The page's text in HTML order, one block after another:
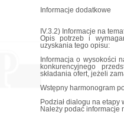
Informacje dodatkowe
IV.3.2) Informacje na
Opis potrzeb i
uzyskania tego opisu:
Informacja o wysokości
konkurencyjnego
składania ofert, jeżeli
Wstępny harmonogram
Podział dialogu na
Należy podać informacje